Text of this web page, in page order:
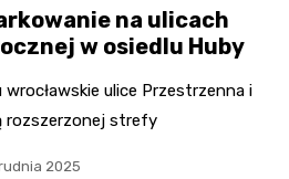
na ulicach
w osiedlu Huby
ulice Przestrzenna i
rozszerzonej strefy
2025